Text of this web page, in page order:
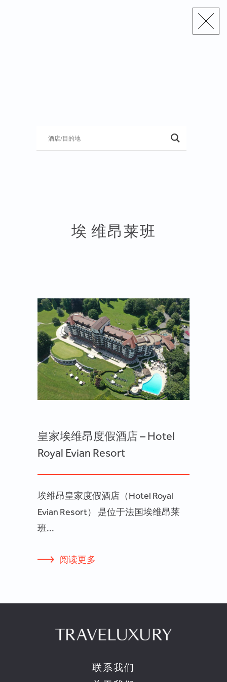
埃 维昂莱班
皇家埃维昂度假酒店 – Hotel
Royal Evian Resort
埃维昂皇家度假酒店（Hotel Royal
Evian Resort） 是位于法国埃维昂莱
班...
阅读更多
联系我们